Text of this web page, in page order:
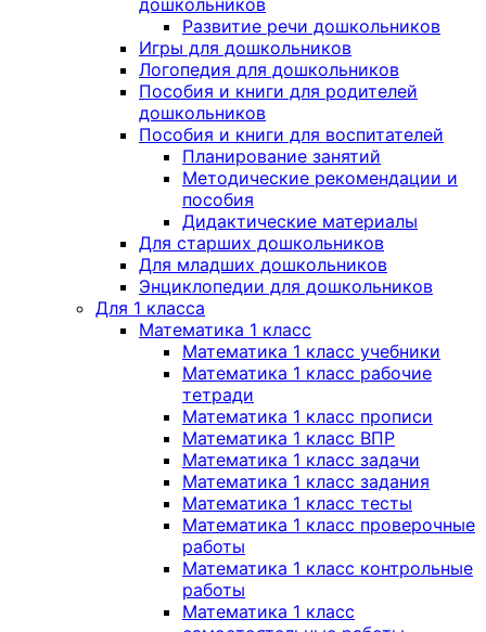
дошкольников
Развитие речи дошкольников
Игры для дошкольников
Логопедия для дошкольников
Пособия и книги для родителей
дошкольников
Пособия и книги для воспитателей
Планирование занятий
Методические рекомендации и
пособия
Дидактические материалы
Для старших дошкольников
Для младших дошкольников
Энциклопедии для дошкольников
Для 1 класса
Математика 1 класс
Математика 1 класс учебники
Математика 1 класс рабочие
тетради
Математика 1 класс прописи
Математика 1 класс ВПР
Математика 1 класс задачи
Математика 1 класс задания
Математика 1 класс тесты
Математика 1 класс проверочные
работы
Математика 1 класс контрольные
работы
Математика 1 класс